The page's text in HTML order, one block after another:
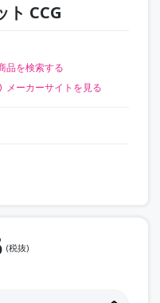
ト CCG
品を検索する
メーカーサイトを見る
(税抜)